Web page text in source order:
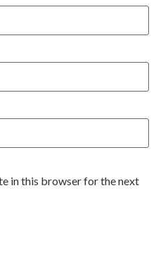
in this browser for the next